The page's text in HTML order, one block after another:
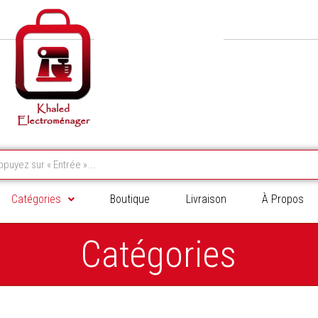
Catégories Boutique Livraison À Propos
Catégories